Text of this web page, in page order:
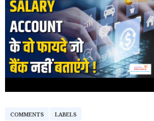
COMMENTS LABELS